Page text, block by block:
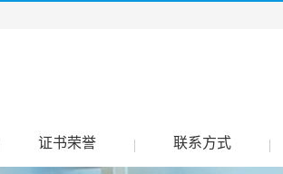
证书荣誉 联系方式